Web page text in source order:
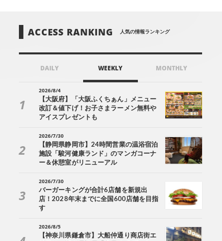
ACCESS RANKING 人気の情報ランキング
DAILY WEEKLY MONTHLY
2026/8/4
【大阪府】「大阪ふくちぁん」メニュー
改訂＆値下げ！お子さまラーメン無料や
アイスプレゼントも
2026/7/30
【静岡県静岡市】24時間営業の温浴宿泊
施設「駿河健康ランド」のマンガコーナ
ー＆休憩室がリニューアル
2026/7/30
バーガーキングが合計6店舗を新規出
店！2028年末までに全国600店舗を目指
す
2026/8/5
【神奈川県鎌倉市】大船仲通り商店街エ